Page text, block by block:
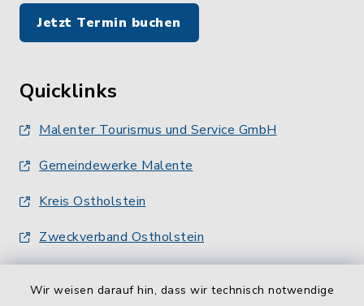
Wir weisen darauf hin, dass wir technisch notwendige
Jetzt Termin buchen
Quicklinks
Malenter Tourismus und Service GmbH
Gemeindewerke Malente
Kreis Ostholstein
Zweckverband Ostholstein